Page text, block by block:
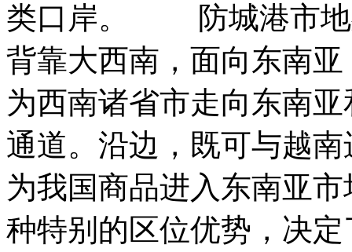
类口岸。 防城港市地
背靠大西南，面向东南
为西南诸省市走向东南
通道。沿边，既可与越
为我国商品进入东南亚
种特别的区位优势，决